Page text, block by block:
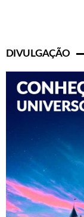
DIVULGAÇÃO